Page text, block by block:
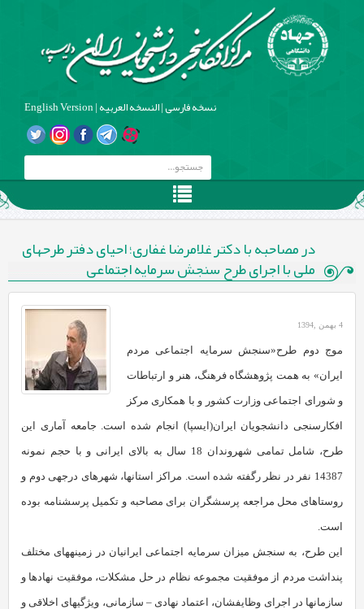
نسخه فارسی|النسخه العربیه|
English Version
در مصاحبه با دکتر غلامرضا غفاری؛ احیای دفتر طرح‏های
ملی با اجرای طرح سنجش سرمایه اجتماعی
4 بهمن ,1394
موج دوم طرح«سنجش سرمایه اجتماعی مردم
ایران» به همت پژوهشگاه فرهنگ، هنر و ارتباطات
و شورای اجتماعی وزارت کشور و با همکاری مرکز
افکارسنجی دانشجویان ایران(ایسپا) انجام شده است. جامعه‏ آماری این
طرح، شامل تمامی شهروندان 18 سال به بالای ایرانی و با حجم نمونه‏
14387 نفر در نظر رگفته شده است. مراکز استان‏ها، شهرهای درجه‏ی دوم و
روستاهای محل مراجعه‏ پرسشگران برای مصاحبه و تکمیل پرسش‏نامه بوده
است.
این طرح، به سنجش میزان سرمایه‏ اجتماعی ایرانیان در زمینه‏های مختلف
پنداشت مردم از موفقیت مجموعه نظام در حل مشکلات، موفقیت نهادها و
سازمان‏ها در اجرای وظایف‏شان، اعتماد نهادی – سازمانی، ویژگی‏های اخلاقی و